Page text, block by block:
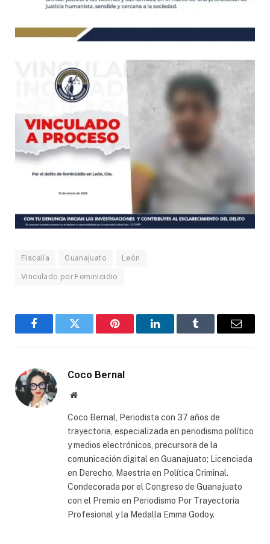
Fiscalía Guanajuato León
Vinculado por Feminicidio
FacebookTwitter Pinterest LinkedInTumblr Email
Coco Bernal
Website
Coco Bernal, Periodista con 37 años de
trayectoria, especializada en periodismo político
y medios electrónicos, precursora de la
comunicación digital en Guanajuato; Licenciada
en Derecho, Maestría en Política Criminal.
Condecorada por el Congreso de Guanajuato
con el Premio en Periodismo Por Trayectoria
Profesional y la Medalla Emma Godoy.